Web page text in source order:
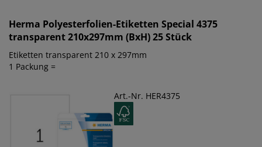
Herma Polyesterfolien-Etiketten Special 4375
transparent 210x297mm (BxH) 25 Stück
Etiketten transparent 210 x 297mm
1 Packung =
Art.-Nr. HER4375